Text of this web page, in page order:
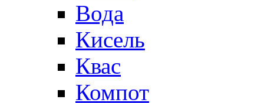
Вода
Кисель
Квас
Компот